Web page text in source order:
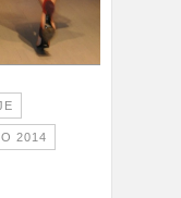
2014